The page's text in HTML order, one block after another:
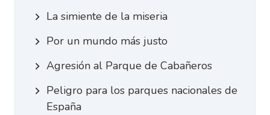
La simiente de la miseria
Por un mundo más justo
Agresión al Parque de Cabañeros
Peligro para los parques nacionales de
España